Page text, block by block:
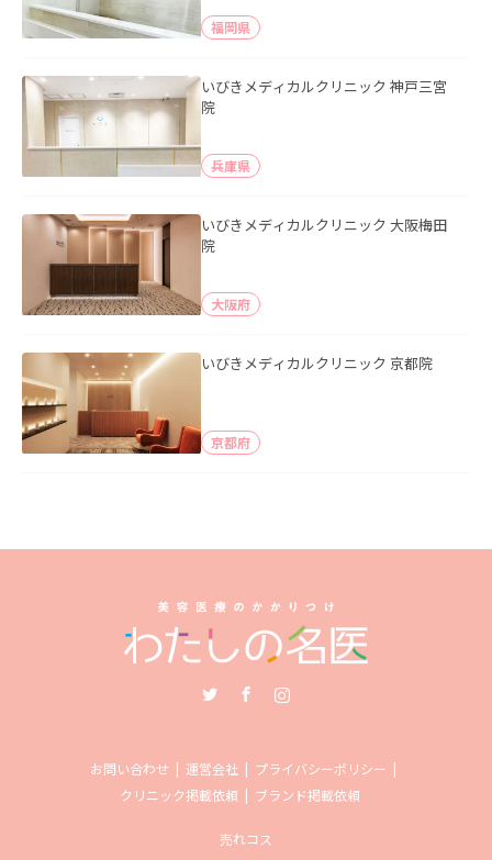
福岡県
いびきメディカルクリニック 神戸三宮
院
兵庫県
いびきメディカルクリニック 大阪梅田
院
大阪府
いびきメディカルクリニック 京都院
京都府
お問い合わせ 運営会社
プライバシーポリシー
クリニック掲載依頼
ブランド掲載依頼
売れコス